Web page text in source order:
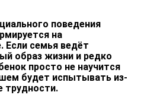
поведения
на
Если семья ведёт
образ жизни и редко
просто не научится
будет испытывать из-
трудности.